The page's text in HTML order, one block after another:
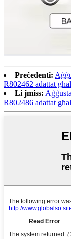
Preċedenti:
R802462 adattat
Li jmiss:
R802486 adattat